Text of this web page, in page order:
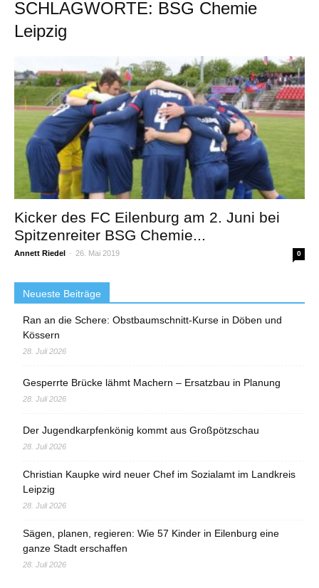
SCHLAGWORTE: BSG Chemie
Leipzig
Kicker des FC Eilenburg am 2. Juni bei
Spitzenreiter BSG Chemie...
Annett Riedel - 26. Mai 2019 0
Neueste Beiträge
Ran an die Schere: Obstbaumschnitt-Kurse in Döben und
Kössern
28. Juli 2026
Gesperrte Brücke lähmt Machern – Ersatzbau in Planung
28. Juli 2026
Der Jugendkarpfenkönig kommt aus Großpötzschau
28. Juli 2026
Christian Kaupke wird neuer Chef im Sozialamt im Landkreis
Leipzig
28. Juli 2026
Sägen, planen, regieren: Wie 57 Kinder in Eilenburg eine
ganze Stadt erschaffen
28. Juli 2026